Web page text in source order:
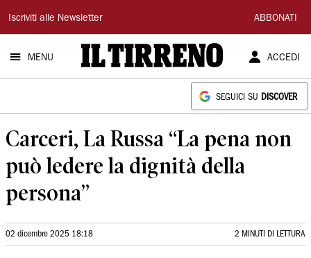
Il
Tirreno
Iscriviti alle Newsletter ABBONATI
MENU ACCEDI
SEGUICI SU DISCOVER
Carceri, La Russa “La pena non
può ledere la dignità della
persona”
02 dicembre 2025 18:18 2 MINUTI DI LETTURA